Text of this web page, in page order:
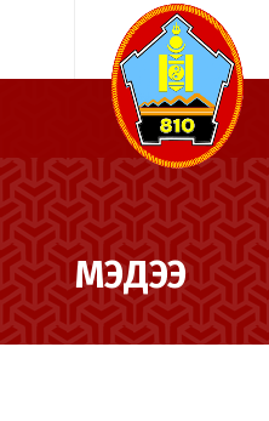
МЭДЭЭ